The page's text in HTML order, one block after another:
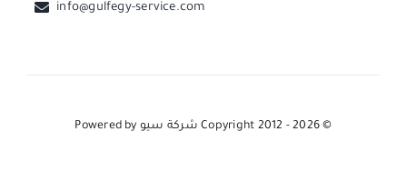
info@gulfegy-service.com
© Copyright 2012 - 2026 شركة سيو